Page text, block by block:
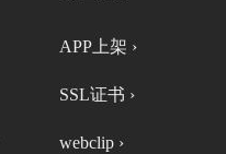
APP上架 ›
SSL证书 ›
webclip ›